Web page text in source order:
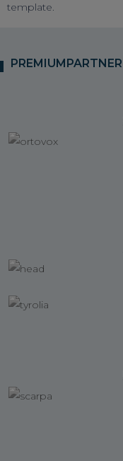
template.
PREMIUMPARTNER